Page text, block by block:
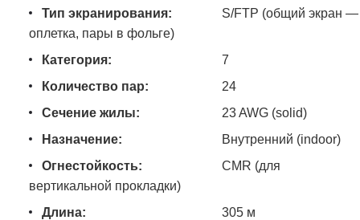
Тип экранирования:
S/FTP (общий экран —
оплетка, пары в фольге)
Категория:
7
Количество пар:
24
Сечение жилы:
23 AWG (solid)
Назначение:
Внутренний (indoor)
Огнестойкость:
CMR (для
вертикальной прокладки)
Длина:
305 м